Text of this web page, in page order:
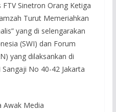
Sinetron Orang Ketiga
Turut Memeriahkan
yang di selengarakan
(SWI) dan Forum
yang dilaksankan di
No 40-42 Jakarta
Awak Media